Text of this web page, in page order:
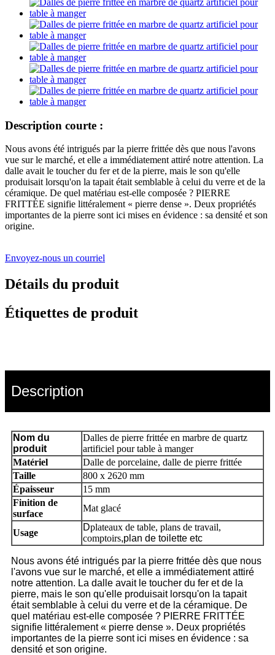
Description courte :
Nous avons été intrigués par la pierre frittée dès que nous l'avons
vue sur le marché, et elle a immédiatement attiré notre attention. La
dalle avait le toucher du fer et de la pierre, mais le son qu'elle
produisait lorsqu'on la tapait était semblable à celui du verre et de la
céramique. De quel matériau est-elle composée ? PIERRE
FRITTÉE signifie littéralement « pierre dense ». Deux propriétés
importantes de la pierre sont ici mises en évidence : sa densité et son
origine.
Envoyez-nous un courriel
Détails du produit
Étiquettes de produit
Description
Nom du
produit
Dalles de pierre frittée en marbre de quartz
artificiel pour table à manger
Matériel
Dalle de porcelaine, dalle de pierre frittée
Taille
800 x 2620 mm
Épaisseur
15 mm
Finition de
surface
Mat glacé
Usage
Dplateaux de table, plans de travail,
comptoirs,plan de toilette etc
Nous avons été intrigués par la pierre frittée dès que nous
l'avons vue sur le marché, et elle a immédiatement attiré
notre attention. La dalle avait le toucher du fer et de la
pierre, mais le son qu'elle produisait lorsqu'on la tapait
était semblable à celui du verre et de la céramique. De
quel matériau est-elle composée ? PIERRE FRITTÉE
signifie littéralement « pierre dense ». Deux propriétés
importantes de la pierre sont ici mises en évidence : sa
densité et son origine.